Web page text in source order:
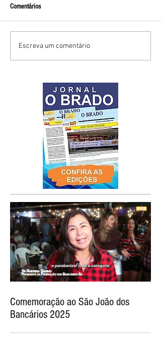
Comentários
Escreva um comentário
Comemoração ao São João dos
Bancários 2025